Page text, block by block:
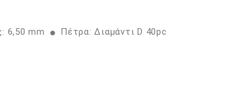
6,50 mm
Πέτρα: Διαμάντι D 40pc